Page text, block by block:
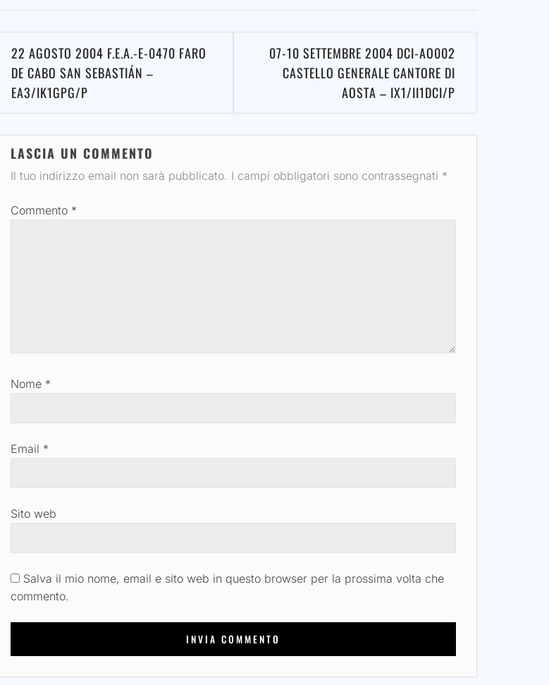
Navigazione
articoli
22 AGOSTO 2004 F.E.A.-E-0470 FARO
DE CABO SAN SEBASTIÁN –
EA3/IK1GPG/P
07-10 SETTEMBRE 2004 DCI-AO002
CASTELLO GENERALE CANTORE DI
AOSTA – IX1/II1DCI/P
LASCIA UN COMMENTO
Il tuo indirizzo email non sarà pubblicato. I campi obbligatori sono contrassegnati *
Commento *
Nome *
Email *
Sito web
Salva il mio nome, email e sito web in questo browser per la prossima volta che
commento.